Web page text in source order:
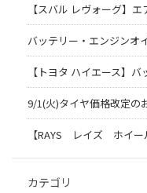
【スバル レヴォーグ】エ
バッテリー・エンジンオ
【トヨタ ハイエース】バ
9/1(火)タイヤ価格改定の
【RAYS レイズ ホイー
カテゴリ